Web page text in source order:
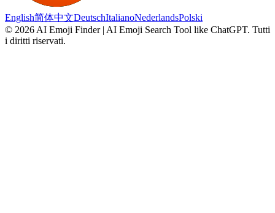
English简体中文DeutschItalianoNederlandsPolski
© 2026 AI Emoji Finder | AI Emoji Search Tool like ChatGPT. Tutti
i diritti riservati.